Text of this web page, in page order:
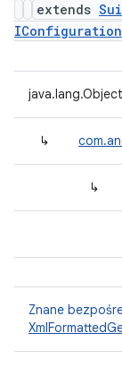
extends
java.lang.Object
↳
↳
Znane